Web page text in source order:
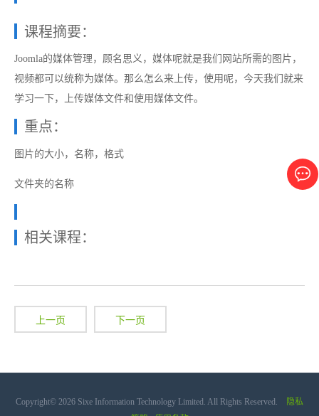
课程摘要：
Joomla的媒体管理，顾名思义，媒体呢就是我们网站所需的图片，
视频都可以统称为媒体。那么怎么来上传，使用呢，今天我们就来
学习一下，上传媒体文件和使用媒体文件。
重点：
图片的大小，名称，格式
文件夹的名称
相关课程：
上一页 下一页
Copyright© 2026 Sixe Information Technology Limited. All Rights Reserved.
隐私